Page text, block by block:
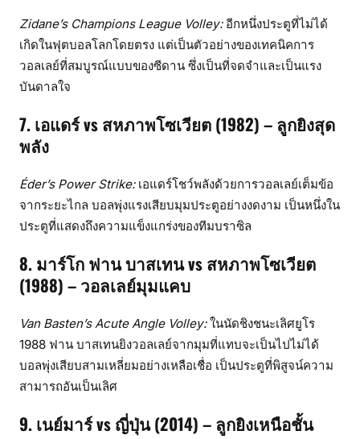
Zidane’s Champions League Volley:อีกหนึ่งประตูที่ไม่ได้
เกิดในฟุตบอลโลกโดยตรง แต่เป็นตัวอย่างของเทคนิคการ
วอลเลย์ที่สมบูรณ์แบบของซีดาน ซึ่งเป็นที่จดจำและเป็นแรง
บันดาลใจ
7. เอแดร์ vs สหภาพโซเวียต (1982) – ลูกยิงสุด
พลัง
Éder’s Power Strike:เอแดร์โชว์พลังด้วยการวอลเลย์เต็มข้อ
จากระยะไกล บอลพุ่งแรงเสียบมุมประตูอย่างงดงาม เป็นหนึ่งใน
ประตูที่แสดงถึงความแข็งแกร่งของทีมบราซิล
8. มาร์โก ฟาน บาสเทน vs สหภาพโซเวียต
(1988) – วอลเลย์มุมแคบ
Van Basten’s Acute Angle Volley:ในนัดชิงชนะเลิศยูโร
1988 ฟาน บาสเทนยิงวอลเลย์จากมุมที่แทบจะเป็นไปไม่ได้
บอลพุ่งเสียบสามเหลี่ยมอย่างเหลือเชื่อ เป็นประตูที่พิสูจน์ความ
สามารถอันเป็นเลิศ
9. เนย์มาร์ vs ญี่ปุ่น (2014) – ลูกยิงเหนือชั้น